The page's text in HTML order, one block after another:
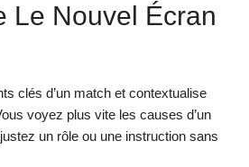
Le Nouvel Écran
clés d’un match et contextualise
voyez plus vite les causes d’un
un rôle ou une instruction sans